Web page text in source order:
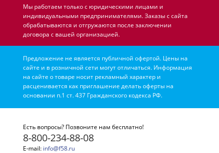
Мы работаем только с юридическими лицами и
индивидуальными предпринимателями. Заказы с сайта
обрабатываются и отгружаются после заключении
договора с вашей организацией.
Предложение не является публичной офертой. Цены на
сайте и в розничной сети могут отличаться. Информация
на сайте о товаре носит рекламный характер и
расценивается как приглашение делать оферты на
основании п.1 ст. 437 Гражданского кодекса РФ.
Есть вопросы? Позвоните нам бесплатно!
8-800-234-88-08
E-mail: info@f58.ru